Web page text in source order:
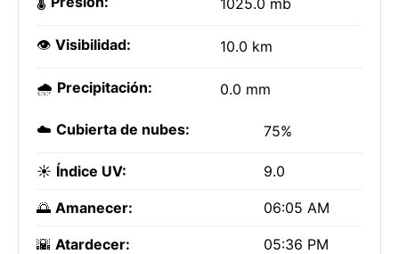
1025.0 mb
👁️ Visibilidad: 10.0 km
🌧️ Precipitación: 0.0 mm
☁️ Cubierta de nubes: 75%
☀️ Índice UV: 9.0
🌅 Amanecer: 06:05 AM
🌇 Atardecer: 05:36 PM